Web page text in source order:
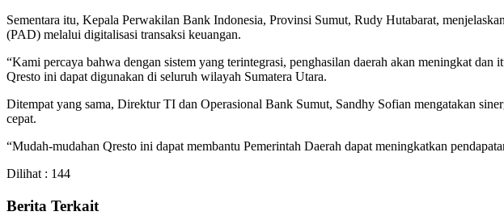
Sementara itu, Kepala Perwakilan Bank Indonesia, Provinsi Sumut, Rudy Hutabarat,
(PAD) melalui digitalisasi transaksi keuangan.
“Kami percaya bahwa dengan sistem yang terintegrasi, penghasilan daerah akan meningkat
Qresto ini dapat digunakan di seluruh wilayah Sumatera Utara.
Ditempat yang sama, Direktur TI dan Operasional Bank Sumut, Sandhy Sofian mengatakan
cepat.
“Mudah-mudahan Qresto ini dapat membantu Pemerintah Daerah dapat meningkatkan
Dilihat : 144
Berita Terkait